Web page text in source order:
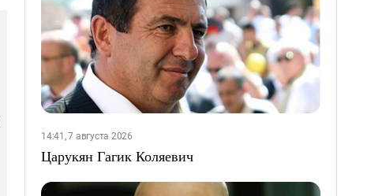
14:41, 7 августа 2026
Царукян Гагик Коляевич